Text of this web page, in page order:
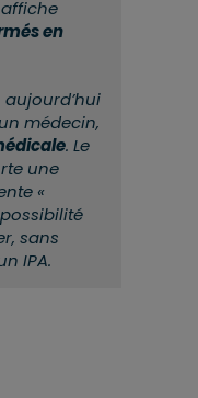
affiche
en
aujourd’hui
médecin,
. Le
une
«
sans
IPA.